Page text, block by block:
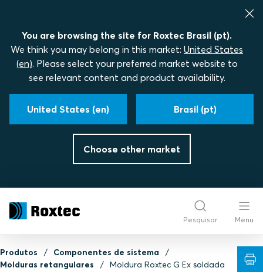
You are browsing the site for Roxtec Brasil (pt).
We think you may belong in this market: United States
(en). Please select your preferred market website to
see relevant content and product availability.
United States (en) Brasil (pt)
Choose other market
Pesquisar Menu
Produtos
Componentes de sistema
Molduras retangulares
Moldura Roxtec G Ex soldada